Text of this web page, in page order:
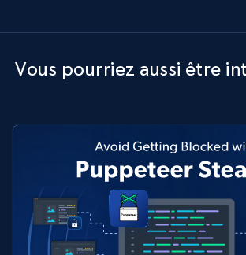
Vous pourriez aussi être